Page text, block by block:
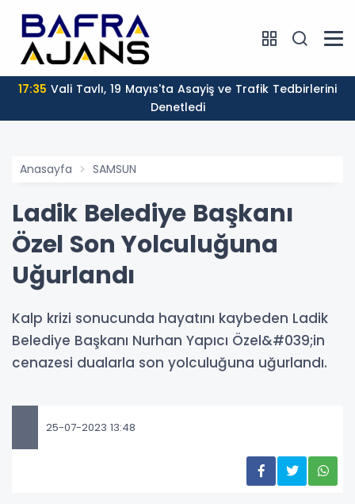
17:35
Denetledi
Anasayfa SAMSUN
Ladik Belediye Başkanı
Özel Son Yolculuğuna
Uğurlandı
Kalp krizi sonucunda hayatını kaybeden Ladik
Belediye Başkanı Nurhan Yapıcı Özel&#039;in
cenazesi dualarla son yolculuğuna uğurlandı.
25-07-2023 13:48